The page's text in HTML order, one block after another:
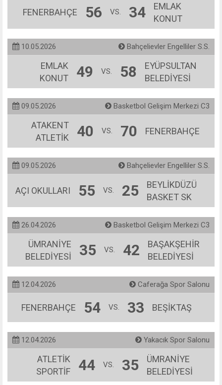
FENERBAHÇE 56 VS. 34
EMLAK
KONUT
10.05.2026 Bahçelievler Engelliler S.S.
EMLAK
KONUT
49 VS. 58
EYÜPSULTAN
BELEDİYESİ
09.05.2026 Basketbol Gelişim Merkezi C3
ATAKENT
ATLETİK
40 VS. 70 FENERBAHÇE
09.05.2026 Bahçelievler Engelliler S.S.
AÇI OKULLARI 55 VS. 25
BEYLİKDÜZÜ
BASKET SK
26.04.2026 Basketbol Gelişim Merkezi C3
ÜMRANİYE
BELEDİYESİ
35 VS. 42
BAŞAKŞEHİR
BELEDİYESİ
12.04.2026 Caferağa Spor Salonu
FENERBAHÇE 54 VS. 33 BEŞİKTAŞ
12.04.2026 Yakacık Spor Salonu
ATLETİK
SPORTİF
44 VS. 35
ÜMRANİYE
BELEDİYESİ